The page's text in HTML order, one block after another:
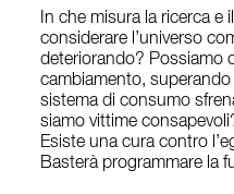
In che misura la ricerca
considerare l’universo
deteriorando? Possiamo
cambiamento,
sistema di consumo
siamo vittime
Esiste una cura contro
Basterà programmare la